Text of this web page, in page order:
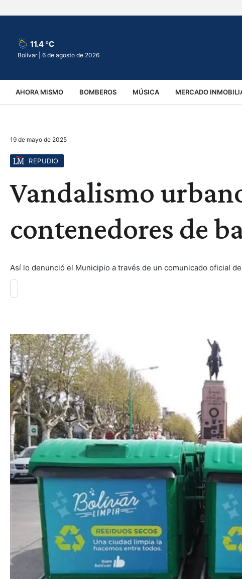
11.4 ºC
Bolívar | 6 de agosto de 2026
AHORA MISMO BOMBEROS MÚSICA MERCADO
VIRALES ACCIDENTES
19 de mayo de 2025
REPUDIO
Vandalismo
contenedores de
Así lo denunció el Municipio a través de un comunicado oficial